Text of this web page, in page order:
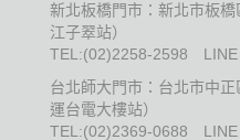
新北板橋門市：新北市板
江子翠站）
TEL:(02)2258-2598
台北師大門市：台北市中
運台電大樓站）
TEL:(02)2369-0688